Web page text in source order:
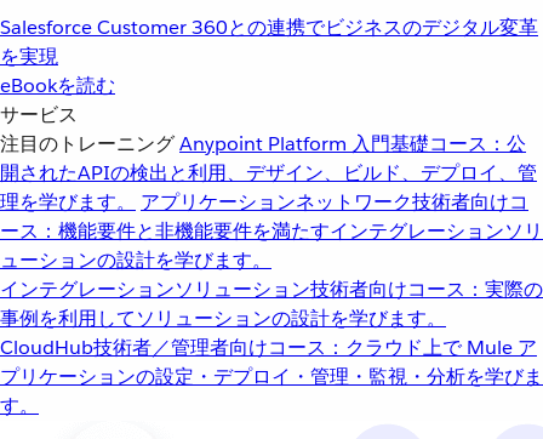
Salesforce Customer 360との連携でビジネスのデジタル変革
を実現
eBookを読む
サービス
注目のトレーニングAnypoint Platform 入門基礎コース：公
開されたAPIの検出と利用、デザイン、ビルド、デプロイ、管
理を学びます。
アプリケーションネットワーク技術者向けコ
ース：機能要件と非機能要件を満たすインテグレーションソリ
ューションの設計を学びます。
インテグレーションソリューション技術者向けコース：実際の
事例を利用してソリューションの設計を学びます。
CloudHub技術者／管理者向けコース：クラウド上で Mule ア
プリケーションの設定・デプロイ・管理・監視・分析を学びま
す。